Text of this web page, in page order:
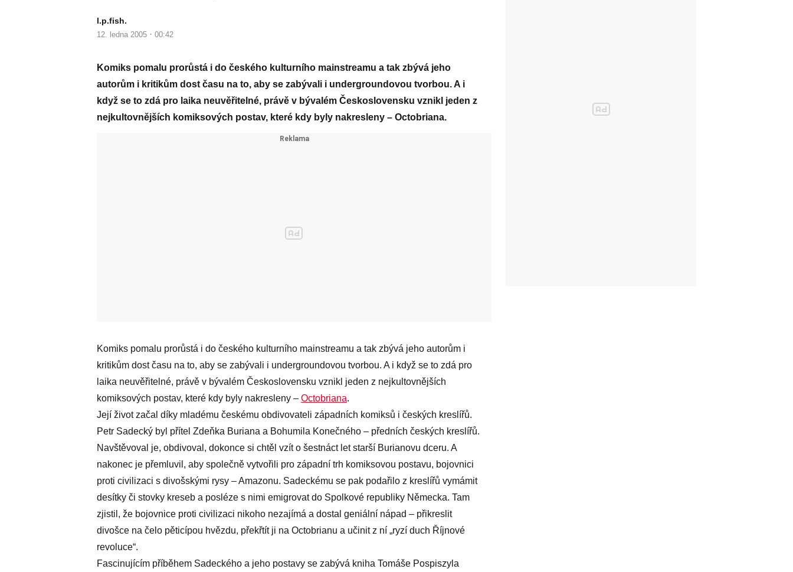
l.p.fish.
12. ledna 2005 · 00:42
Komiks pomalu prorůstá i do českého kulturního mainstreamu a tak zbývá jeho
autorům i kritikům dost času na to, aby se zabývali i undergroundovou tvorbou. A i
když se to zdá pro laika neuvěřitelné, právě v bývalém Československu vznikl jeden z
nejkultovnějších komiksových postav, které kdy byly nakresleny – Octobriana.
Komiks pomalu prorůstá i do českého kulturního mainstreamu a tak zbývá jeho autorům i
kritikům dost času na to, aby se zabývali i undergroundovou tvorbou. A i když se to zdá pro
laika neuvěřitelné, právě v bývalém Československu vznikl jeden z nejkultovnějších
komiksových postav, které kdy byly nakresleny – Octobriana.
Její život začal díky mladému českému obdivovateli západních komiksů i českých kreslířů.
Petr Sadecký byl přítel Zdeňka Buriana a Bohumila Konečného – předních českých kreslířů.
Navštěvoval je, obdivoval, dokonce si chtěl vzít o šestnáct let starší Burianovu dceru. A
nakonec je přemluvil, aby společně vytvořili pro západní trh komiksovou postavu, bojovnici
proti civilizaci s divošskými rysy – Amazonu. Sadeckému se pak podařilo z kreslířů vymámit
desítky či stovky kreseb a posléze s nimi emigrovat do Spolkové republiky Německa. Tam
zjistil, že bojovnice proti civilizaci nikoho nezajímá a dostal geniální nápad – přikreslit
divošce na čelo pěticípou hvězdu, překřtít ji na Octobrianu a učinit z ní „ryzí duch Říjnové
revoluce“.
Fascinujícím příběhem Sadeckého a jeho postavy se zabývá kniha Tomáše Pospiszyla